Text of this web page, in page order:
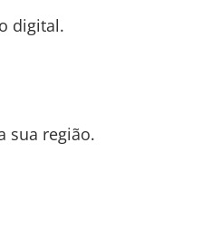
digital.
sua região.